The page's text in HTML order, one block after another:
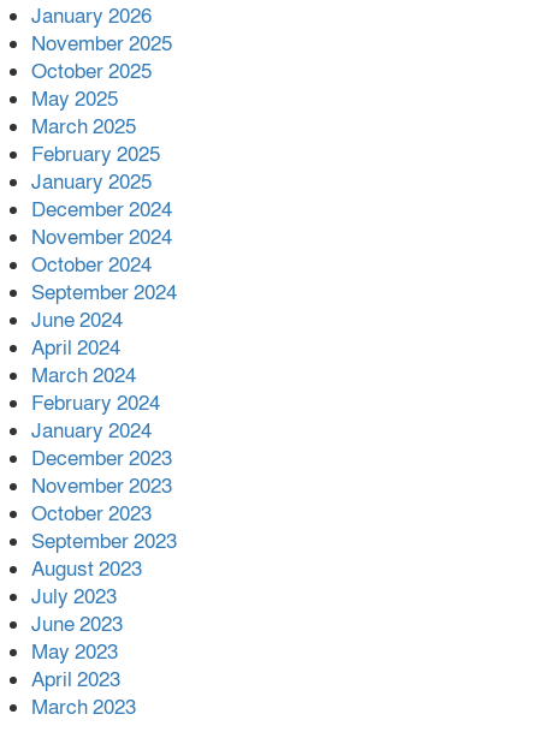
প্রশাসনের কর্তৃত্ব না থাকায় ধর্ষণ বেড়ে
যাচ্ছে : রিজভী
বনানীতে গাড়িচাপায় পোশাকশ্রমিক
নিহত, সড়ক অবরোধ
শহীদের রক্তের সঙ্গে বেইমানি হয় এমন
কাজ কেউ যেন না করি -জামায়াত আমির
January 2026
November 2025
October 2025
May 2025
March 2025
February 2025
January 2025
December 2024
November 2024
October 2024
September 2024
June 2024
April 2024
March 2024
February 2024
January 2024
December 2023
November 2023
October 2023
September 2023
August 2023
July 2023
June 2023
May 2023
April 2023
March 2023